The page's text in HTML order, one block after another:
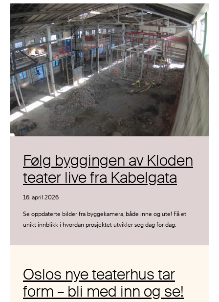
Følg byggingen av Kloden
teater live fra Kabelgata
16. april 2026
Se oppdaterte bilder fra byggekamera, både inne og ute! Få et
unikt innblikk i hvordan prosjektet utvikler seg dag for dag.
Oslos nye teaterhus tar
form – bli med inn og se!